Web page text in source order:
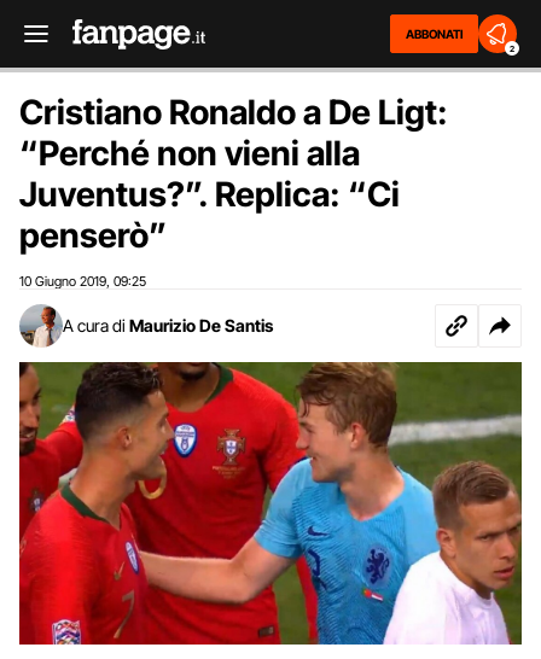
ABBONATI
2
Cristiano Ronaldo a De Ligt:
“Perché non vieni alla
Juventus?”. Replica: “Ci
penserò”
10 Giugno 2019 09:25
A cura di Maurizio De Santis